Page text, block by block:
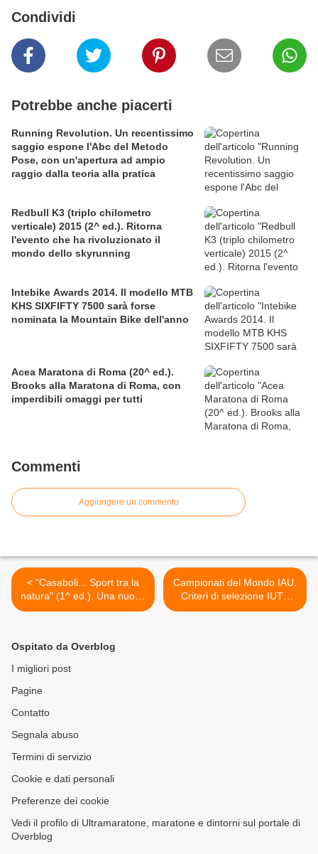
Condividi
Potrebbe anche piacerti
Running Revolution. Un recentissimo
saggio espone l'Abc del Metodo
Pose, con un'apertura ad ampio
raggio dalla teoria alla pratica
Redbull K3 (triplo chilometro
verticale) 2015 (2^ ed.). Ritorna
l'evento che ha rivoluzionato il
mondo dello skyrunning
Intebike Awards 2014. Il modello MTB
KHS SIXFIFTY 7500 sarà forse
nominata la Mountain Bike dell'anno
Acea Maratona di Roma (20^ ed.).
Brooks alla Maratona di Roma, con
imperdibili omaggi per tutti
Commenti
Aggiungere un commento
< "Casaboli... Sport tra la
natura" (1^ ed.). Una nuova
gara trail, alla sua prima
21 aprile
Campionati del Mondo IAU.
Criteri di selezione IUTA
2013 in vista del
Ospitato da Overblog
I migliori post
Pagine
Contatto
Segnala abuso
Termini di servizio
Cookie e dati personali
Preferenze dei cookie
Vedi il profilo di Ultramaratone, maratone e dintorni sul portale di
Overblog